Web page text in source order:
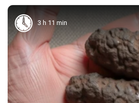
3 h 11 min